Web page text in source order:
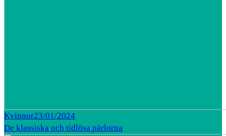
Kvinnor23/01/2024
De klassiska och tidlösa pärlorna